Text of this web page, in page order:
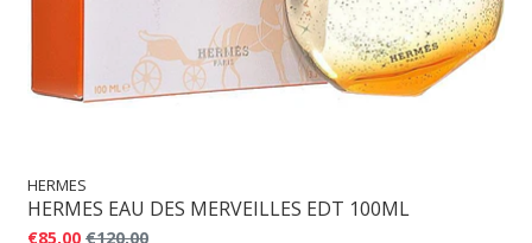
HERMES
HERMES EAU DES MERVEILLES EDT 100ML
€85,00 €120,00